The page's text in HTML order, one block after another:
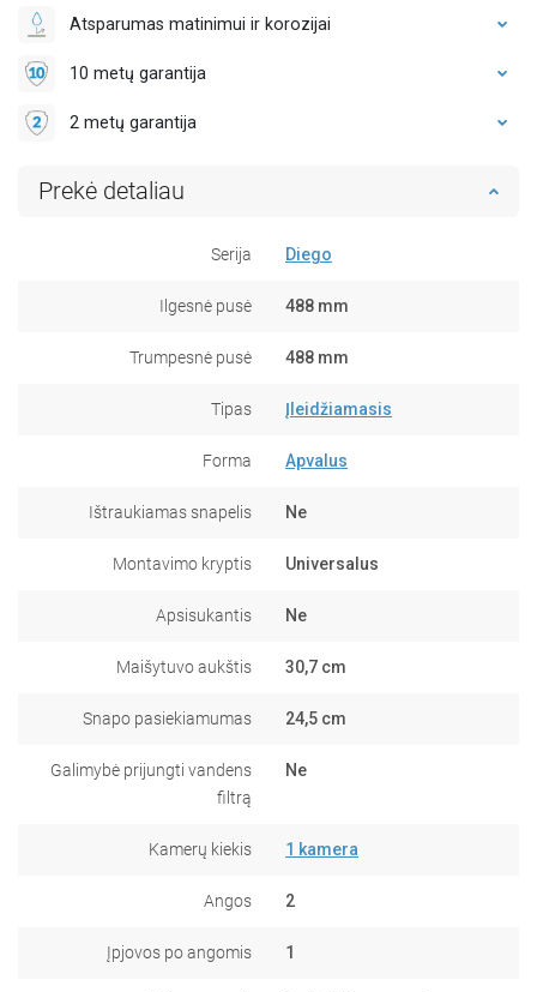
Atsparumas matinimui ir korozijai
10 metų garantija
2 metų garantija
Prekė detaliau
Serija Diego
Ilgesnė pusė 488 mm
Trumpesnė pusė 488 mm
Tipas Įleidžiamasis
Forma Apvalus
Ištraukiamas snapelis Ne
Montavimo kryptis Universalus
Apsisukantis Ne
Maišytuvo aukštis 30,7 cm
Snapo pasiekiamumas 24,5 cm
Galimybė prijungti vandens
filtrą
Ne
Kamerų kiekis 1 kamera
Angos 2
Įpjovos po angomis 1